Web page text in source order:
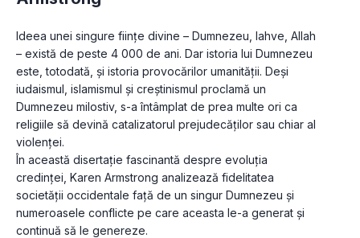
Ideea unei singure ființe divine – Dumnezeu, Iahve, Allah
– există de peste 4 000 de ani. Dar istoria lui Dumnezeu
este, totodată, și istoria provocărilor umanității. Deși
iudaismul, islamismul și creștinismul proclamă un
Dumnezeu milostiv, s-a întâmplat de prea multe ori ca
religiile să devină catalizatorul prejudecăților sau chiar al
violenței.
În această disertație fascinantă despre evoluția
credinței, Karen Armstrong analizează fidelitatea
societății occidentale față de un singur Dumnezeu și
numeroasele conflicte pe care aceasta le-a generat și
continuă să le genereze.